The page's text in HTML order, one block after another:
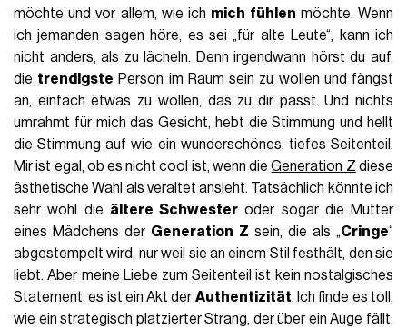
möchte und vor allem, wie ich mich fühlen möchte. Wenn
ich jemanden sagen höre, es sei „für alte Leute“, kann ich
nicht anders, als zu lächeln. Denn irgendwann hörst du auf,
die trendigste Person im Raum sein zu wollen und fängst
an, einfach etwas zu wollen, das zu dir passt. Und nichts
umrahmt für mich das Gesicht, hebt die Stimmung und hellt
die Stimmung auf wie ein wunderschönes, tiefes Seitenteil.
Mir ist egal, ob es nicht cool ist, wenn dieGeneration Z diese
ästhetische Wahl als veraltet ansieht. Tatsächlich könnte ich
sehr wohl die ältere Schwester oder sogar die Mutter
eines Mädchens der Generation Z sein, die als „Cringe“
abgestempelt wird, nur weil sie an einem Stil festhält, den sie
liebt. Aber meine Liebe zum Seitenteil ist kein nostalgisches
Statement, es ist ein Akt derAuthentizität. Ich finde es toll,
wie ein strategisch platzierter Strang, der über ein Auge fällt,